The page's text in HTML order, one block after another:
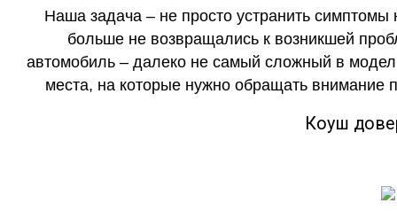
Наша задача – не просто устранить
больше не возвращались к возникшей
автомобиль – далеко не самый сложный в
места, на которые нужно обращать внимание
Коуш